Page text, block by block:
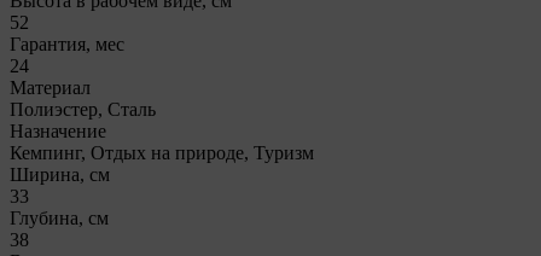
52
Гарантия, мес
24
Материал
Полиэстер, Сталь
Назначение
Кемпинг, Отдых на природе, Туризм
Ширина, см
33
Глубина, см
38